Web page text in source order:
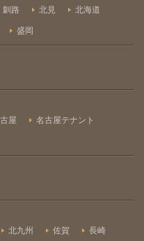
釧路 北見 北海道
盛岡
屋 名古屋テナント
北九州 佐賀 長崎